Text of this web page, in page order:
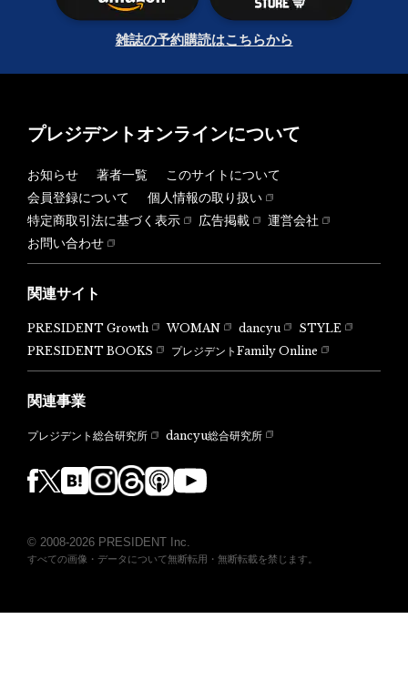
雑誌の予約購読はこちらから
プレジデントオンラインについて
お知らせ 著者一覧
このサイトについて
会員登録について
個人情報の取り扱い
特定商取引法に基づく表示
広告掲載
運営会社
お問い合わせ
関連サイト
PRESIDENT Growth WOMAN dancyu
STYLE
PRESIDENT BOOKS
プレジデントFamily Online
関連事業
プレジデント総合研究所 dancyu総合研究所
© 2008-2026 PRESIDENT Inc.
すべての画像・データについて無断転用・無断転載を禁じます。